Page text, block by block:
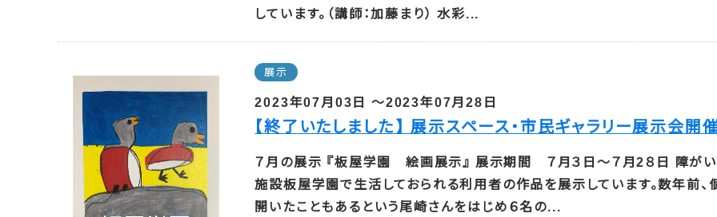
しています。（講師：加藤まり） 水彩...
展示
2023年07月03日 ～2023年07月28日
【終了いたしました】 展示スペース・市民ギャラリー展示会開
７月の展示 『板屋学園 絵画展示』 展示期間 ７月３日～７月2８日 障が
施設板屋学園で生活しておられる利用者の作品を展示しています。数年前、
開いたこともあるという尾崎さんをはじめ６名の...